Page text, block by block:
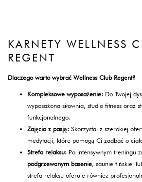
KARNETY WELLNESS
REGENT
Dlaczego warto wybrać Wellness Club Regent?
Kompleksowe wyposażenie: Do Twojej
wyposażona siłownia, studio fitness oraz
funkcjonalnego.
Zajęcia z pasją: Skorzystaj z szerokiej
medytacji, które pomogą Ci zadbać o
Strefa relaksu: Po intensywnym treningu
podgrzewanym basenie, saunie fińskiej
strefa relaksu oferuje również